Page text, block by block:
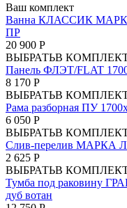
Ваш комплект
Ванна КЛАССИК
ПР
20 900 Р
ВЫБРАТЬВ
Панель ФЛЭТ/FLAT
8 170 Р
ВЫБРАТЬВ
Рама разборная ПУ
6 050 Р
ВЫБРАТЬВ
Слив-перелив МАРКА
2 625 Р
ВЫБРАТЬВ
Тумба под раковину
дуб вотан